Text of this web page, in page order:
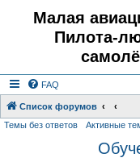
Малая
Пилота-
FAQ
Список форумов
Темы без ответов Активные